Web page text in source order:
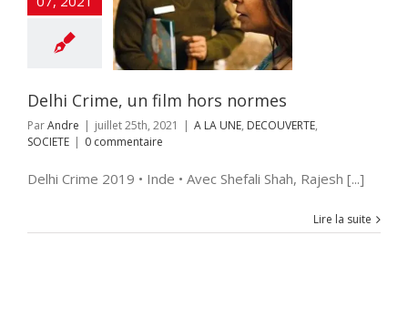
un film
DECOUVERTE
Delhi Crime, un film hors normes
ParAndre | juillet 25th, 2021 | A LA UNE, DECOUVERTE,
SOCIETE | 0 commentaire
Delhi Crime 2019 • Inde • Avec Shefali Shah, Rajesh [...]
Lire la suite